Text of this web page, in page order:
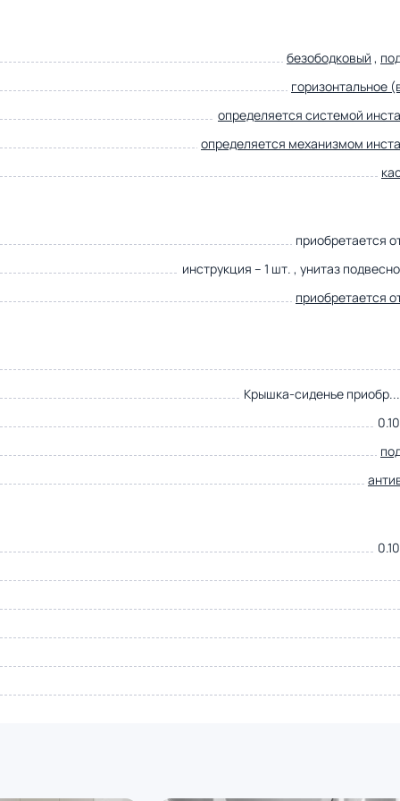
безободковый ,
горизонтальное
определяется системой
определяется механизмом
приобретается
инструкция – 1 шт. , унитаз
приобретается
Крышка-сиденье